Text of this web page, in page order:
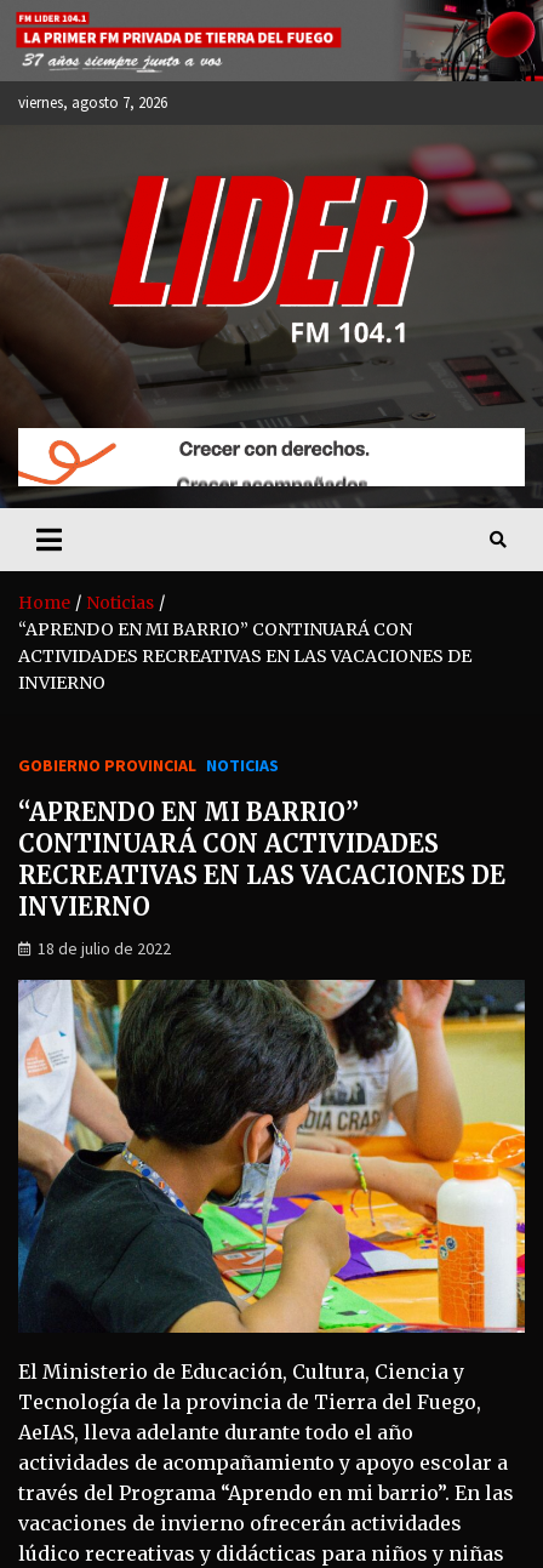
Skip
content
viernes, agosto 7, 2026
FM LIDER 104.1
Home
Noticias
“APRENDO EN MI BARRIO” CONTINUARÁ CON
ACTIVIDADES RECREATIVAS EN LAS VACACIONES DE
INVIERNO
GOBIERNO PROVINCIAL NOTICIAS
“APRENDO EN MI BARRIO”
CONTINUARÁ CON ACTIVIDADES
RECREATIVAS EN LAS VACACIONES DE
INVIERNO
18 de julio de 2022
El Ministerio de Educación, Cultura, Ciencia y
Tecnología de la provincia de Tierra del Fuego,
AeIAS, lleva adelante durante todo el año
actividades de acompañamiento y apoyo escolar a
través del Programa “Aprendo en mi barrio”. En las
vacaciones de invierno ofrecerán actividades
lúdico recreativas y didácticas para niños y niñas